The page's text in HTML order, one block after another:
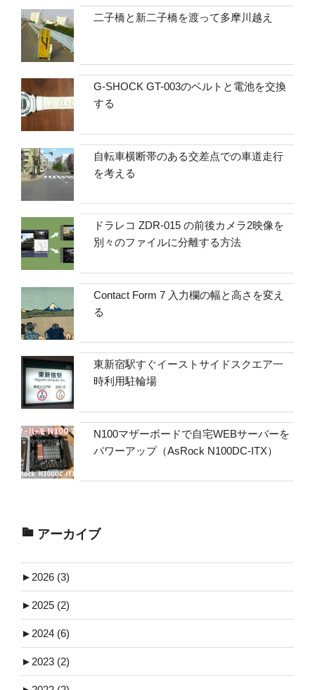
二子橋と新二子橋を渡って多摩川越え
G-SHOCK GT-003のベルトと電池を交換
する
自転車横断帯のある交差点での車道走行
を考える
ドラレコ ZDR-015 の前後カメラ2映像を
別々のファイルに分離する方法
Contact Form 7 入力欄の幅と高さを変え
る
東新宿駅すぐイーストサイドスクエア一
時利用駐輪場
N100マザーボードで自宅WEBサーバーを
パワーアップ（AsRock N100DC-ITX）
アーカイブ
► 2026 (3)
► 2025 (2)
► 2024 (6)
► 2023 (2)